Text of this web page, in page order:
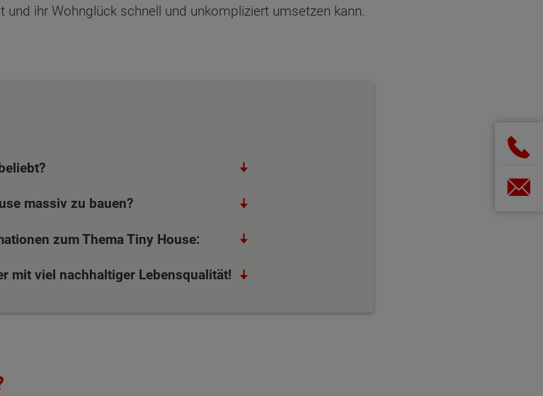
ihr Wohnglück schnell und unkompliziert umsetzen kann.
massiv zu bauen?
zum Thema Tiny House:
mit viel nachhaltiger Lebensqualität!